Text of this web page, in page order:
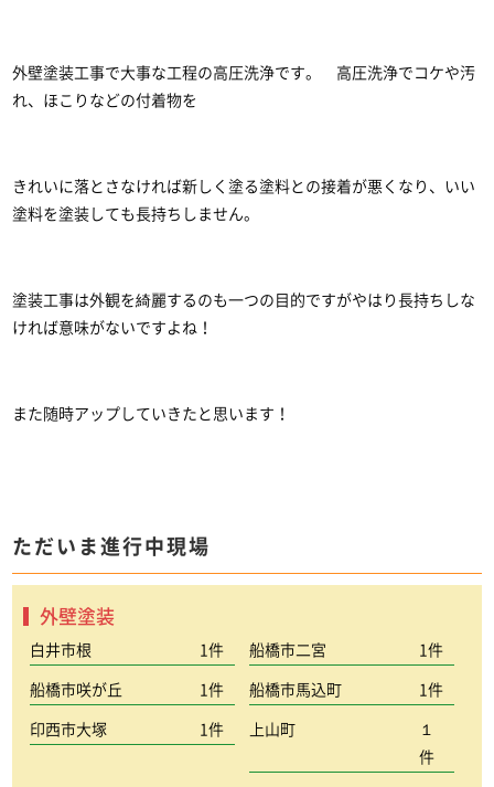
外壁塗装工事で大事な工程の高圧洗浄です。 高圧洗浄でコケや汚
れ、ほこりなどの付着物を
きれいに落とさなければ新しく塗る塗料との接着が悪くなり、いい
塗料を塗装しても長持ちしません。
塗装工事は外観を綺麗するのも一つの目的ですがやはり長持ちしな
ければ意味がないですよね！
また随時アップしていきたと思います！
ただいま進行中現場
外壁塗装
白井市根 1件 船橋市二宮 1件
船橋市咲が丘 1件 船橋市馬込町 1件
印西市大塚 1件 上山町
１
件